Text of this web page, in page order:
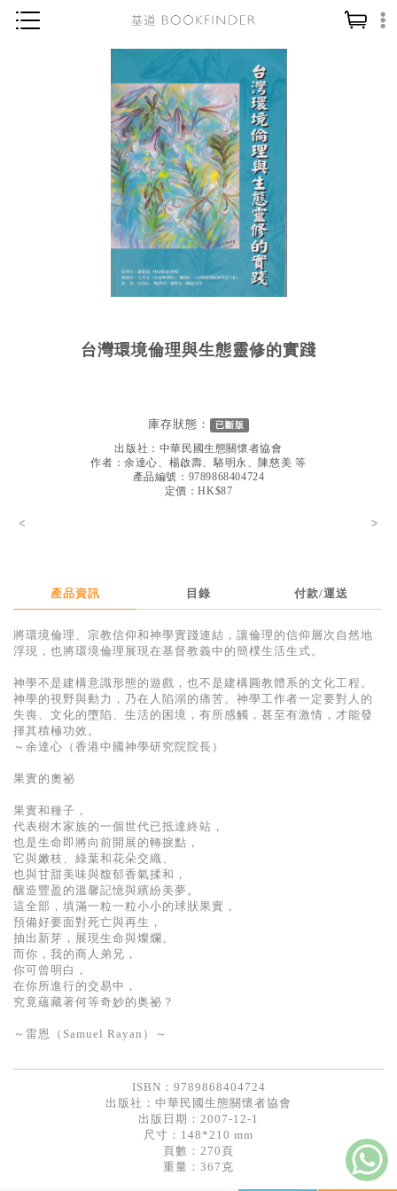
讀經／研經
聖經
信仰入門
教會歷史
靈修／禱告
教會事工
社會／倫理
文藝／勵志
得獎作品推介
暢銷榜
英文二手書
精選英文書
台灣環境倫理與生態靈修的實踐
庫存狀態： 已斷版
出版社： 中華民國生態關懷者協會
作者：余達心、楊啟壽、駱明永、陳慈美 等
產品編號：9789868404724
定價：HK$87
< >
產品資訊 目錄 付款/運送
將環境倫理、宗教信仰和神學實踐連結，讓倫理的信仰層次自然地
浮現，也將環境倫理展現在基督教義中的簡樸生活生式。
神學不是建構意識形態的遊戲，也不是建構圓教體系的文化工程。
神學的視野與動力，乃在人陷溺的痛苦。神學工作者一定要對人的
失喪、文化的墮陷、生活的困境，有所感觸，甚至有激情，才能發
揮其積極功效。
～余達心（香港中國神學研究院院長）
果實的奧祕
果實和種子，
代表樹木家族的一個世代已抵達終站，
也是生命即將向前開展的轉捩點，
它與嫩枝、綠葉和花朵交織、
也與甘甜美味與馥郁香氣揉和，
釀造豐盈的溫馨記憶與繽紛美夢。
這全部，填滿一粒一粒小小的球狀果實，
預備好要面對死亡與再生，
抽出新芽，展現生命與燦爛。
而你，我的商人弟兄，
你可曾明白，
在你所進行的交易中，
究竟蘊藏著何等奇妙的奥祕？
～雷恩（Samuel Rayan）～
ISBN：9789868404724
出版社： 中華民國生態關懷者協會
出版日期：2007-12-1
尺寸：148*210 mm
頁數：270頁
重量：367克